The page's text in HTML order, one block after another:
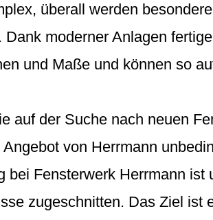
überall werden
Dank moderner Anlagen
und Maße und können so
auf der Suche nach neuen
von Herrmann
bei Fensterwerk Herrmann
zugeschnitten. Das Ziel ist